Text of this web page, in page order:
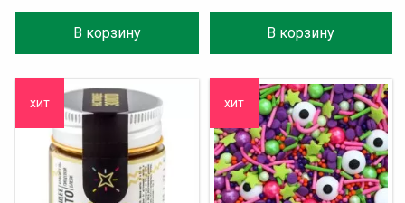
В корзину В корзину
хит хит